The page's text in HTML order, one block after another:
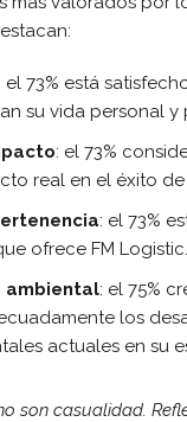
: el 73% está
su vida personal y
: el 73%
real en el éxito de
: el 73%
ofrece FM Logistic.
ambiental: el 75%
los
actuales en su
son casualidad.